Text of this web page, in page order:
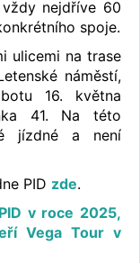
nejdříve 60
spoje.
ulicemi na trase
náměstí,
16. května
41. Na této
jízdné a není
PID zde.
v roce 2025,
Vega Tour v